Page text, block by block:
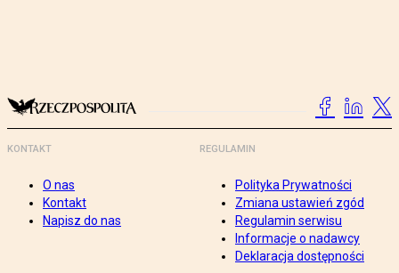
KONTAKT
O nas
Kontakt
Napisz do nas
REGULAMIN
Polityka Prywatności
Zmiana ustawień zgód
Regulamin serwisu
Informacje o nadawcy
Deklaracja dostępności